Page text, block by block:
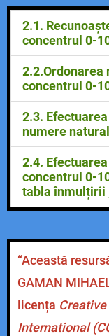
2.1.
concentrul 0-
-citirea unui
10 000 cu cifre/
-identificarea,
zecilor/
concentrul 0-
-determinarea
condițiile date
2.3.
numere
-efectuarea de
naturale, fără
în concentrul
-efectuarea de
operațiilor
-efectuarea
-utilizarea
2.4.
concentrul 0-
tabla înmulțirii
-efectuarea de
-efectuarea de
două sau trei
“Această
GAMAN
licența
International